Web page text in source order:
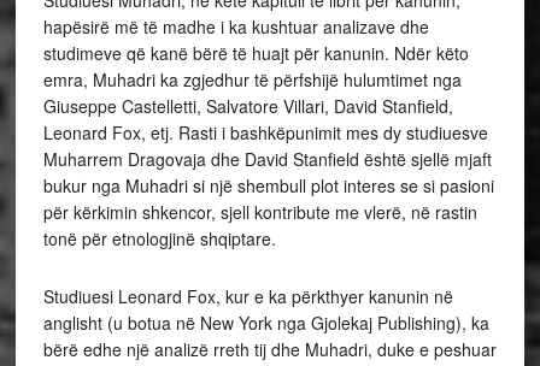
hapësirë më të madhe i ka kushtuar analizave dhe
studimeve që kanë bërë të huajt për kanunin. Ndër këto
emra, Muhadri ka zgjedhur të përfshijë hulumtimet nga
Giuseppe Castelletti, Salvatore Villari, David Stanfield,
Leonard Fox, etj. Rasti i bashkëpunimit mes dy studiuesve
Muharrem Dragovaja dhe David Stanfield është sjellë mjaft
bukur nga Muhadri si një shembull plot interes se si pasioni
për kërkimin shkencor, sjell kontribute me vlerë, në rastin
tonë për etnologjinë shqiptare.
Studiuesi Leonard Fox, kur e ka përkthyer kanunin në
anglisht (u botua në New York nga Gjolekaj Publishing), ka
bërë edhe një analizë rreth tij dhe Muhadri, duke e peshuar